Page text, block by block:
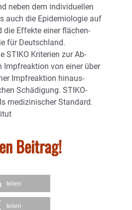
neben dem indi­vi­duellen
auch die Epi­demio­logie auf
die Effekte einer flächen­
für Deutsch­land.
STIKO Kriterien zur Ab­
Impf­reaktion von einer über
Impf­reaktion hin­aus­
Schädigung. STIKO-
medizinischer Stan­dard.
Beitrag!
teilen
teilen